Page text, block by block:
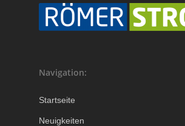
Navigation:
Startseite
Neuigkeiten